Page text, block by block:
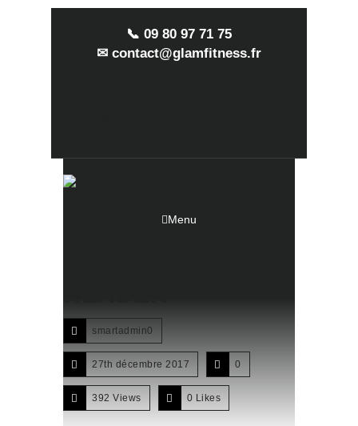
📞 09 80 97 71 75
✉ contact@glamfitness.fr
Menu
smartadmin0
27th décembre 2017 0
392 Views 0 Likes